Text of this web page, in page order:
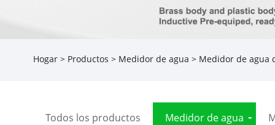
Hogar > Productos > Medidor de agua > Medidor de agua
Todos los productos Medidor de agua